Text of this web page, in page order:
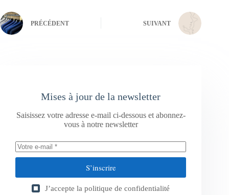
PRÉCÉDENT SUIVANT
Mises à jour de la newsletter
Saisissez votre adresse e-mail ci-dessous et abonnez-
vous à notre newsletter
S’inscrire
J’accepte la politique de confidentialité